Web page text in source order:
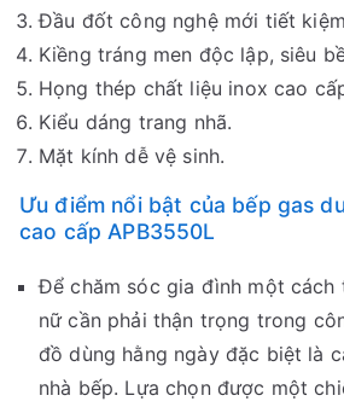
Đầu đốt công nghệ mới tiết
Kiềng tráng men độc lập, siêu
Họng thép chất liệu inox cao
Kiểu dáng trang nhã.
Mặt kính dễ vệ sinh.
Ưu điểm nổi bật của bếp gas
cao cấp APB3550L
Để chăm sóc gia đình một cách
nữ cần phải thận trọng trong
đồ dùng hằng ngày đặc biệt là
nhà bếp. Lựa chọn được một